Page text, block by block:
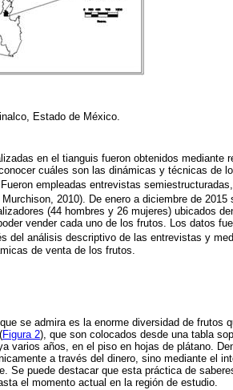
Estado de México.
en el tianguis fueron obtenidos mediante
cuáles son las dinámicas y técnicas de
empleadas entrevistas
Murchison, 2010). De enero a diciembre de
(44 hombres y 26 mujeres) ubicados
vender cada uno de los frutos. Los datos
del análisis descriptivo de las entrevistas y
de venta de los frutos.
se admira es la enorme diversidad de frutos
Figura 2), que son colocados desde una tabla
varios años, en el piso en hojas de plátano.
a través del dinero, sino mediante el
Se puede destacar que esta práctica de
el momento actual en la región de estudio.